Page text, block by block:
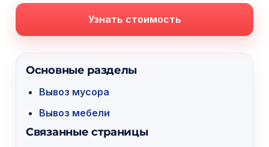
Узнать стоимость
Основные разделы
Вывоз мусора
Вывоз мебели
Связанные страницы